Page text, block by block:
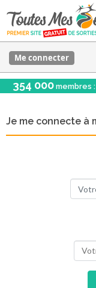
Me connecter
354 000 membres
Je me connecte à